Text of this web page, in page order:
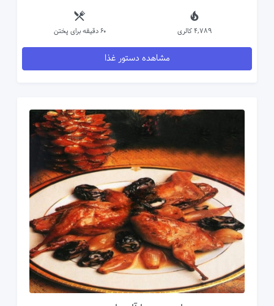
4,789 کالری 60 دقیقه برای پختن
مشاهده دستور غذا